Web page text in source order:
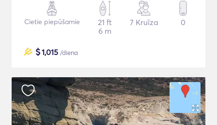
Cietie piepūšamie
21 ft
6 m
7 Kruīza 0
$1,015 /diena